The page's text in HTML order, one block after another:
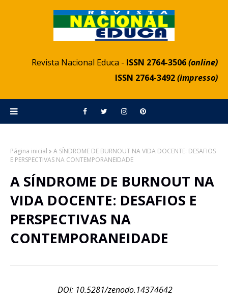
Revista Nacional Educa - ISSN 2764-3506(online)
ISSN 2764-3492(impresso)
Página inicial
A SÍNDROME DE BURNOUT NA VIDA DOCENTE: DESAFIOS
E PERSPECTIVAS NA CONTEMPORANEIDADE
A SÍNDROME DE BURNOUT NA
VIDA DOCENTE: DESAFIOS E
PERSPECTIVAS NA
CONTEMPORANEIDADE
DOI: 10.5281/zenodo.14374642